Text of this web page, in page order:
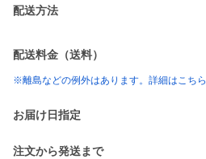
配送方法
配送料金（送料）
※離島などの例外はあります。詳細はこちら
お届け日指定
注文から発送まで